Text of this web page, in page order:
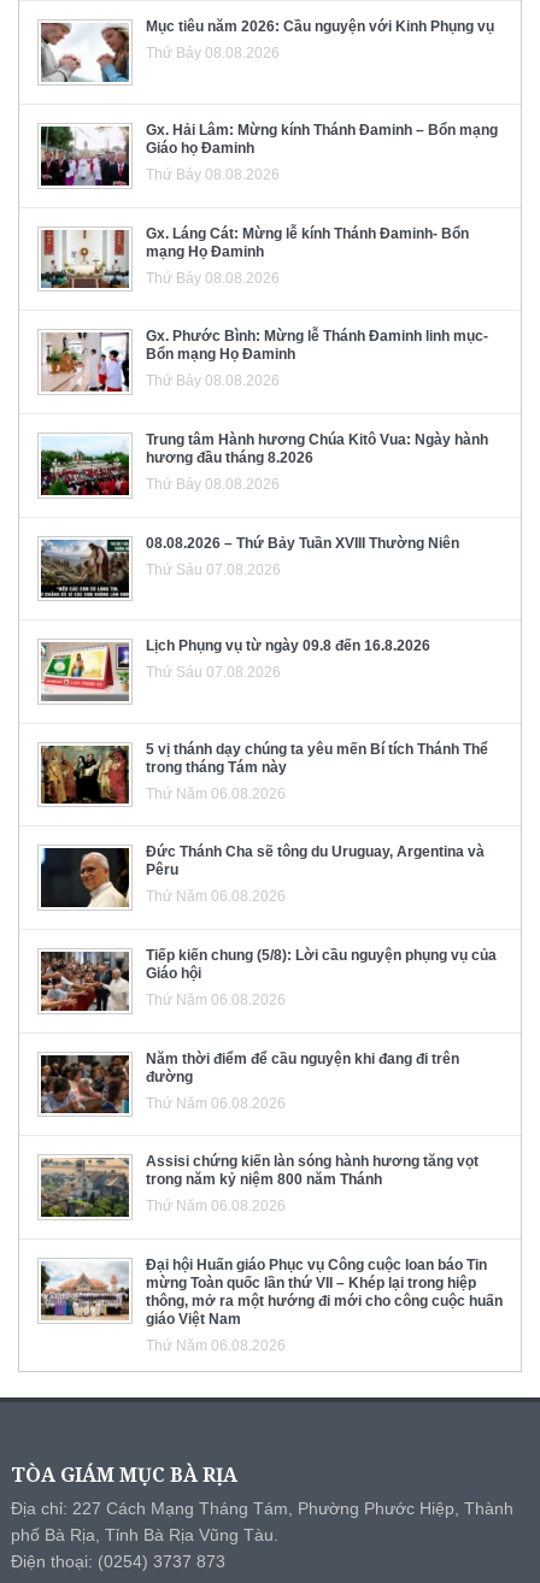
Mục tiêu năm 2026: Cầu nguyện với Kinh Phụng vụ
Thứ Bảy 08.08.2026
Gx. Hải Lâm: Mừng kính Thánh Đaminh – Bổn mạng
Giáo họ Đaminh
Thứ Bảy 08.08.2026
Gx. Láng Cát: Mừng lễ kính Thánh Đaminh- Bổn
mạng Họ Đaminh
Thứ Bảy 08.08.2026
Gx. Phước Bình: Mừng lễ Thánh Đaminh linh mục-
Bổn mạng Họ Đaminh
Thứ Bảy 08.08.2026
Trung tâm Hành hương Chúa Kitô Vua: Ngày hành
hương đầu tháng 8.2026
Thứ Bảy 08.08.2026
08.08.2026 – Thứ Bảy Tuần XVIII Thường Niên
Thứ Sáu 07.08.2026
Lịch Phụng vụ từ ngày 09.8 đến 16.8.2026
Thứ Sáu 07.08.2026
5 vị thánh dạy chúng ta yêu mến Bí tích Thánh Thể
trong tháng Tám này
Thứ Năm 06.08.2026
Đức Thánh Cha sẽ tông du Uruguay, Argentina và
Pêru
Thứ Năm 06.08.2026
Tiếp kiến chung (5/8): Lời cầu nguyện phụng vụ của
Giáo hội
Thứ Năm 06.08.2026
Năm thời điểm để cầu nguyện khi đang đi trên
đường
Thứ Năm 06.08.2026
Assisi chứng kiến làn sóng hành hương tăng vọt
trong năm kỷ niệm 800 năm Thánh
Thứ Năm 06.08.2026
Đại hội Huấn giáo Phục vụ Công cuộc loan báo Tin
mừng Toàn quốc lần thứ VII – Khép lại trong hiệp
thông, mở ra một hướng đi mới cho công cuộc huấn
giáo Việt Nam
Thứ Năm 06.08.2026
TÒA GIÁM MỤC BÀ RỊA
Địa chỉ: 227 Cách Mạng Tháng Tám, Phường Phước Hiệp, Thành
phố Bà Rịa, Tỉnh Bà Rịa Vũng Tàu.
Điện thoại: (0254) 3737 873